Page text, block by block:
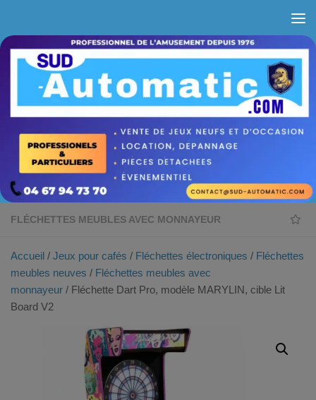
FLÉCHETTES MEUBLES AVEC MONNAYEUR
Accueil / Jeux pour cafés / Fléchettes électroniques / Fléchettes
meubles neuves / Fléchettes meubles avec
monnayeur / Fléchette Dart Pro, modèle MARYLIN, cible Lit
Board V2